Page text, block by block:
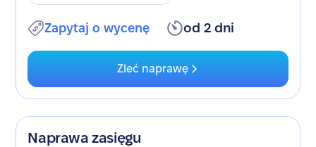
Zapytaj o wycenę od 2 dni
Zleć naprawę
Naprawa zasięgu